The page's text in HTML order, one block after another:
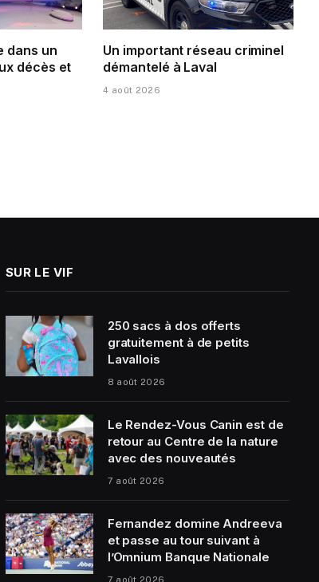
dans un
décès et
Un important réseau criminel
démantelé à Laval
4 août 2026
SUR LE VIF
250 sacs à dos offerts
gratuitement à de petits
Lavallois
8 août 2026
Le Rendez-Vous Canin est de
retour au Centre de la nature
avec des nouveautés
7 août 2026
Fernandez domine Andreeva
et passe au tour suivant à
l’Omnium Banque Nationale
7 août 2026